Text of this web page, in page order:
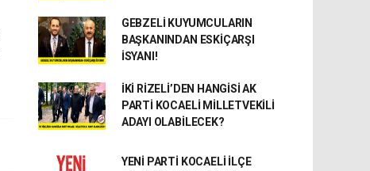
GEBZELİ KUYUMCULARIN
BAŞKANINDAN ESKİÇARŞI
İSYANI!
İKİ RİZELİ’DEN HANGİSİ AK
PARTİ KOCAELİ MİLLETVEKİLİ
ADAYI OLABİLECEK?
YENİ PARTİ KOCAELİ İLÇE